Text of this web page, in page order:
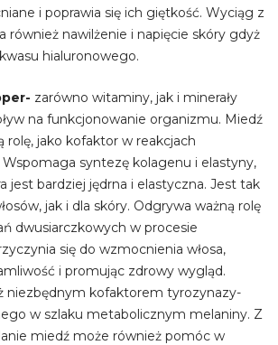
i poprawia się ich giętkość. Wyciąg z
również nawilżenie i napięcie skóry gdyż
hialuronowego.
zarówno witaminy, jak i minerały
na funkcjonowanie organizmu. Miedź
rolę, jako kofaktor w reakcjach
syntezę kolagenu i elastyny,
jest bardziej jędrna i elastyczna. Jest tak
jak i dla skóry. Odgrywa ważną rolę
dwusiarczkowych w procesie
się do wzmocnienia włosa,
i promując zdrowy wygląd.
niezbędnym kofaktorem tyrozynazy-
w szlaku metabolicznym melaniny. Z
miedź może również pomóc w